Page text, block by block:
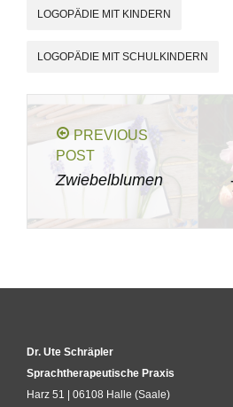
LOGOPÄDIE MIT KINDERN
LOGOPÄDIE MIT SCHULKINDERN
PREVIOUS
POST
Zwiebelblumen
Dr. Ute Schräpler
Sprachtherapeutische Praxis
Harz 51 | 06108 Halle (Saale)